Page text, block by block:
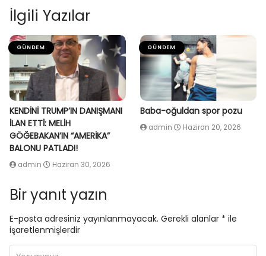
İlgili Yazılar
GÜNDEM
KENDİNİ TRUMP’IN DANIŞMANI
İLAN ETTİ: MELİH
GÖĞEBAKAN’IN “AMERİKA”
BALONU PATLADI!
admin Haziran 30, 2026
GÜNDEM
Baba-oğuldan spor pozu
admin Haziran 20, 2026
Bir yanıt yazın
E-posta adresiniz yayınlanmayacak. Gerekli alanlar * ile
işaretlenmişlerdir